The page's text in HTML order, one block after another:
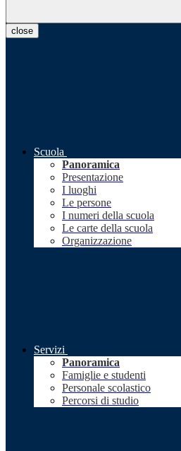
close
Scuola
Panoramica
Presentazione
I luoghi
Le persone
I numeri della scuola
Le carte della scuola
Organizzazione
Servizi
Panoramica
Famiglie e studenti
Personale scolastico
Percorsi di studio